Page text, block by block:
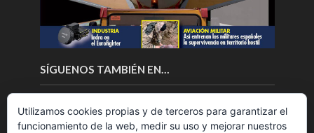
SÍGUENOS TAMBIÉN EN…
Utilizamos cookies propias y de terceros para garantizar el
funcionamiento de la web, medir su uso y mejorar nuestros